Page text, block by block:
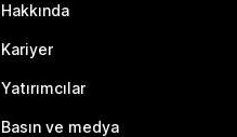
Hakkında
Kariyer
Yatırımcılar
Basın ve medya